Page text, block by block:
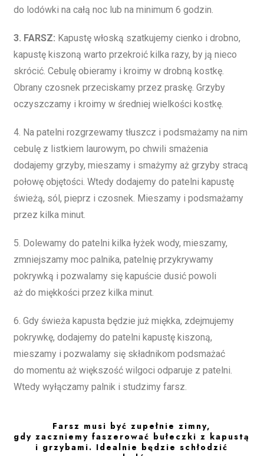
do lodówki na całą noc lub na minimum 6 godzin.
3. FARSZ: Kapustę włoską szatkujemy cienko i drobno,
kapustę kiszoną warto przekroić kilka razy, by ją nieco
skrócić. Cebulę obieramy i kroimy w drobną kostkę.
Obrany czosnek przeciskamy przez praskę. Grzyby
oczyszczamy i kroimy w średniej wielkości kostkę.
4. Na patelni rozgrzewamy tłuszcz i podsmażamy na nim
cebulę z listkiem laurowym, po chwili smażenia
dodajemy grzyby, mieszamy i smażymy aż grzyby stracą
połowę objętości. Wtedy dodajemy do patelni kapustę
świeżą, sól, pieprz i czosnek. Mieszamy i podsmażamy
przez kilka minut.
5. Dolewamy do patelni kilka łyżek wody, mieszamy,
zmniejszamy moc palnika, patelnię przykrywamy
pokrywką i pozwalamy się kapuście dusić powoli
aż do miękkości przez kilka minut.
6. Gdy świeża kapusta będzie już miękka, zdejmujemy
pokrywkę, dodajemy do patelni kapustę kiszoną,
mieszamy i pozwalamy się składnikom podsmażać
do momentu aż większość wilgoci odparuje z patelni.
Wtedy wyłączamy palnik i studzimy farsz.
Farsz musi być zupełnie zimny,
gdy zaczniemy faszerować bułeczki z kapustą
i grzybami. Idealnie będzie schłodzić